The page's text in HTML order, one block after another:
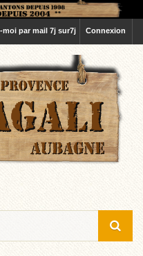
Connexion
moi par mail 7j sur7j